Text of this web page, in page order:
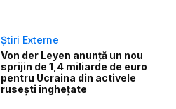
Știri Externe
Von der Leyen anunță un nou
sprijin de 1,4 miliarde de euro
pentru Ucraina din activele
rusești înghețate